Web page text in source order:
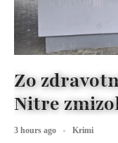
Zo
Nitre
3 hours ago Krimi